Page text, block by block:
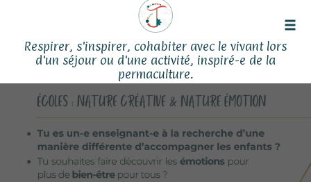
content
Respirer, s'inspirer, cohabiter avec le vivant lors
d'un séjour ou d'une activité, inspiré-e de la
permaculture.